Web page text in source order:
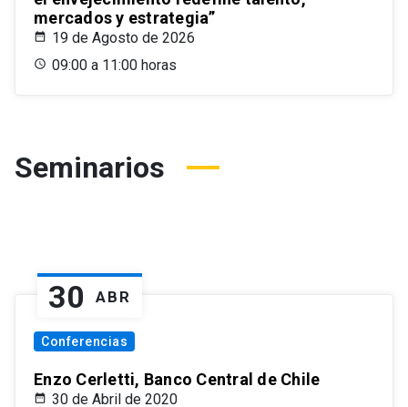
mercados y estrategia”
19 de Agosto de 2026
09:00 a 11:00 horas
Seminarios
30 ABR
Conferencias
Enzo Cerletti, Banco Central de Chile
30 de Abril de 2020